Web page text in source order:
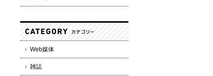
Web媒体
雑誌